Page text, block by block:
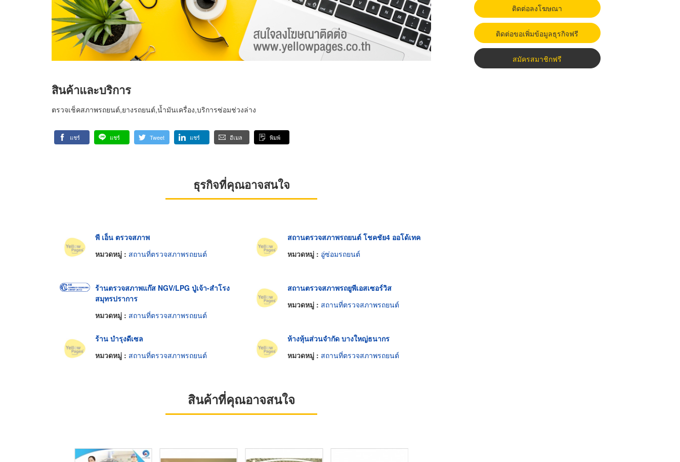
สินค้าและบริการ
ตรวจเช็คสภาพรถยนต์,ยางรถยนต์,น้ำมันเครื่อง,บริการซ่อมช่วงล่าง
แชร์ แชร์ Tweet แชร์ อีเมล พิมพ์
ธุรกิจที่คุณอาจสนใจ
พี เอ็น ตรวจสภาพ
หมวดหมู่ : สถานที่ตรวจสภาพรถยนต์
สถานตรวจสภาพรถยนต์ โชคชัย4 ออโด้เทค
หมวดหมู่ : อู่ซ่อมรถยนต์
ร้านตรวจสภาพแก๊ส NGV/LPG ปู่เจ้า-สำโรง
สมุทรปราการ
หมวดหมู่ : สถานที่ตรวจสภาพรถยนต์
สถานตรวจสภาพรถยูพีเอสเซอร์วิส
หมวดหมู่ : สถานที่ตรวจสภาพรถยนต์
ร้าน บำรุงดีเซล
หมวดหมู่ : สถานที่ตรวจสภาพรถยนต์
ห้างหุ้นส่วนจำกัด บางใหญ่ธนากร
หมวดหมู่ : สถานที่ตรวจสภาพรถยนต์
สินค้าที่คุณอาจสนใจ
ติดต่อลงโฆษณา
ติดต่อขอเพิ่มข้อมูลธุรกิจฟรี
สมัครสมาชิกฟรี